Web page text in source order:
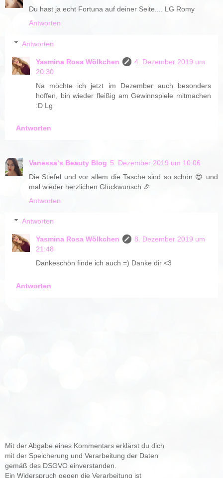
Du hast ja echt Fortuna auf deiner Seite.... LG Romy
Antworten
Antworten
Yasmina Rosa Wölkchen
4. Dezember 2019 um
20:30
Na möchte ich jetzt im Dezember auch besonders
hoffen, bin wieder fleißig am Gewinnspiele mitmachen
:D Lg
Antworten
Vanessa‘s Beauty Blog 5. Dezember 2019 um 10:06
Die Stiefel und vor allem die Tasche sind so schön 😍 und
mal wieder herzlichen Glückwunsch 🎉
Antworten
Antworten
Yasmina Rosa Wölkchen
8. Dezember 2019 um
21:48
Dankeschön finde ich auch =) Danke dir <3
Antworten
Mit der Abgabe eines Kommentars erklärst du dich
mit der Speicherung und Verarbeitung der Daten
gemäß des DSGVO einverstanden.
Ein Widerspruch gegen die Verarbeitung ist